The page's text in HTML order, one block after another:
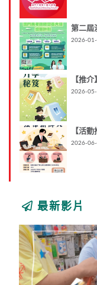
第二屆
2026-
【推
2026-
【活
2026-
最新影片